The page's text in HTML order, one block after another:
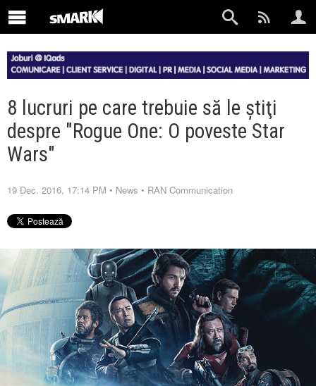
8 lucruri pe care trebuie să le ştiţi
despre "Rogue One: O poveste Star
Wars"
19 Dec. 2016, 17:14 PM • News • RAN Communication